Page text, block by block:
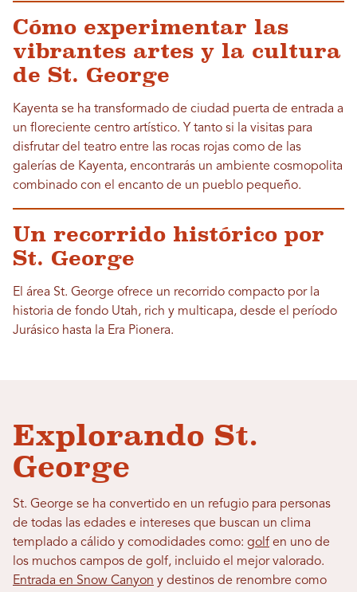
Cómo experimentar las
vibrantes artes y la cultura
de St. George
Kayenta se ha transformado de ciudad puerta de entrada a
un floreciente centro artístico. Y tanto si la visitas para
disfrutar del teatro entre las rocas rojas como de las
galerías de Kayenta, encontrarás un ambiente cosmopolita
combinado con el encanto de un pueblo pequeño.
Un recorrido histórico por
St. George
El área St. George ofrece un recorrido compacto por la
historia de fondo Utah, rich y multicapa, desde el período
Jurásico hasta la Era Pionera.
Explorando St.
George
St. George se ha convertido en un refugio para personas
de todas las edades e intereses que buscan un clima
templado a cálido y comodidades como: golf en uno de
los muchos campos de golf, incluido el mejor valorado.
Entrada en Snow Canyon y destinos de renombre como